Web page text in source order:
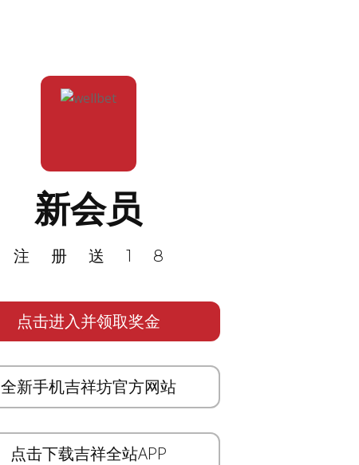
新会员
注册送18
点击进入并领取奖金
全新手机吉祥坊官方网站
点击下载吉祥全站APP